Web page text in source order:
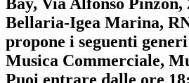
Bay, Via Alfonso Pinzon,
Bellaria-Igea Marina,
propone i seguenti
Musica Commerciale,